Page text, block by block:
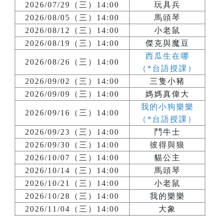
2026/07/29（三）14:00
玩具兵
2026/08/05（三）14:00
馬頭琴
2026/08/12（三）14:00
小老鼠
2026/08/19（三）14:00
傑克與魔豆
2026/08/26（三）14:00
西瓜生在哪
（*台語授課）
2026/09/02（三）14:00
三隻小豬
2026/09/09（三）14:00
媽媽真偉大
2026/09/16（三）14:00
我的小狗樂樂
（*台語授課）
2026/09/23（三）14:00
鬥牛士
2026/09/30（三）14:00
彼得與狼
2026/10/07（三）14:00
貓公主
2026/10/14（三）14:00
馬頭琴
2026/10/21（三）14:00
小老鼠
2026/10/28（三）14:00
我的樂樂
2026/11/04（三）14:00
大象